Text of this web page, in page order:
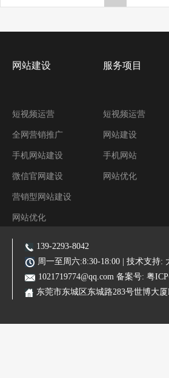
网站建设
短视频运营
全网营销推广
手机网站建设
微信官网建设
营销型网站建设
网站优化
阿里装修运营
服务项目
短视频运营
网站建设
手机网站
网站优化
主营业务:东莞网站建设|东莞网站优化|东莞SEO优化推广|
139-2293-8042
周一至周六:8:30-18:00 | 技术支持:
1021719774@qq.com 备案号: 粤
东莞市东城区东城路283号世博大